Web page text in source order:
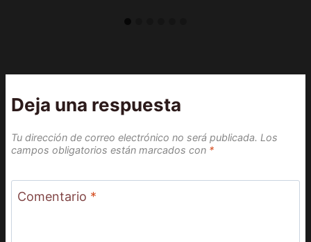
Deja una respuesta
Tu dirección de correo electrónico no será publicada. Los
campos obligatorios están marcados con *
Comentario *